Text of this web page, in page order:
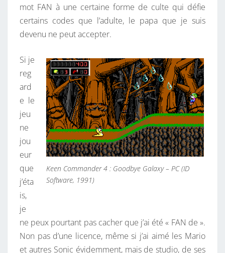
mot FAN à une certaine forme de culte qui défie
certains codes que l’adulte, le papa que je suis
devenu ne peut accepter.
Keen Commander 4 : Goodbye Galaxy – PC (ID
Software, 1991)
Si je
reg
ard
e le
jeu
ne
jou
eur
que
j’éta
is,
je
ne peux pourtant pas cacher que j’ai été « FAN de ».
Non pas d’une licence, même si j’ai aimé les Mario
et autres Sonic évidemment, mais de studio, de ses